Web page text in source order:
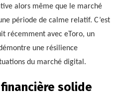
alors même que le marché
période de calme relatif. C’est
récemment avec eToro, un
une résilience
du marché digital.
solide